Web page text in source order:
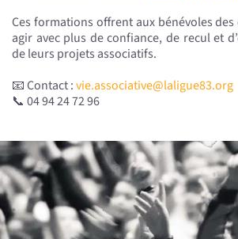
Ces formations offrent aux bénévoles
agir avec plus de confiance, de recul et
de leurs projets associatifs.
📧 Contact :vie.associative@laligue83.org
📞 04 94 24 72 96